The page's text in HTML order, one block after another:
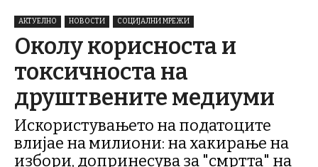
АКТУЕЛНО НОВОСТИ СОЦИЈАЛНИ МРЕЖИ
Околу корисноста и
токсичноста на
друштвените медиуми
Искористувањето на податоците
влијае на милиони: на хакирање на
избори, допринесува за "смртта" на